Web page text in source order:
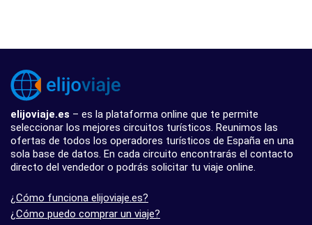
elijoviaje.es – es la plataforma online que te permite
seleccionar los mejores circuitos turísticos. Reunimos las
ofertas de todos los operadores turísticos de España en una
sola base de datos. En cada circuito encontrarás el contacto
directo del vendedor o podrás solicitar tu viaje online.
¿Cómo funciona elijoviaje.es?
¿Cómo puedo comprar un viaje?